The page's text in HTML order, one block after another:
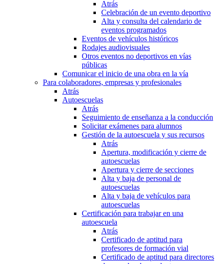
Atrás
Celebración de un evento deportivo
Alta y consulta del calendario de
eventos programados
Eventos de vehículos históricos
Rodajes audiovisuales
Otros eventos no deportivos en vías
públicas
Comunicar el inicio de una obra en la vía
Para colaboradores, empresas y profesionales
Atrás
Autoescuelas
Atrás
Seguimiento de enseñanza a la conducción
Solicitar exámenes para alumnos
Gestión de la autoescuela y sus recursos
Atrás
Apertura, modificación y cierre de
autoescuelas
Apertura y cierre de secciones
Alta y baja de personal de
autoescuelas
Alta y baja de vehículos para
autoescuelas
Certificación para trabajar en una
autoescuela
Atrás
Certificado de aptitud para
profesores de formación vial
Certificado de aptitud para directores